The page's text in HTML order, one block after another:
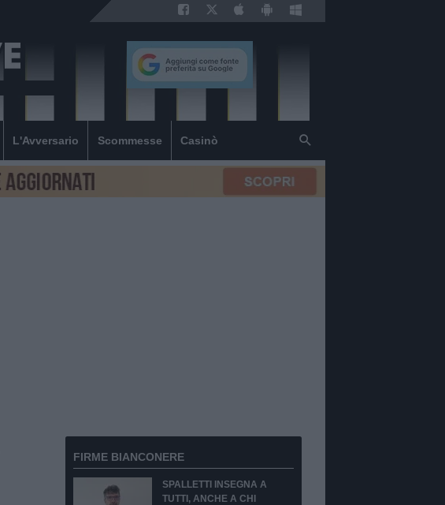
L'Avversario Scommesse Casinò
FIRME BIANCONERE
SPALLETTI INSEGNA A
TUTTI, ANCHE A CHI